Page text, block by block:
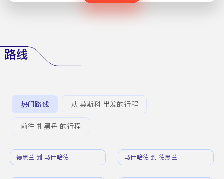
路线
热门路线 从 莫斯科 出发的行程
前往 扎黑丹 的行程
德黑兰 到 马什哈德 马什哈德 到 德黑兰